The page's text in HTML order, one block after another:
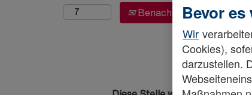
Benachrichtigung
Bevor
Wir
Cookies),
darzustellen.